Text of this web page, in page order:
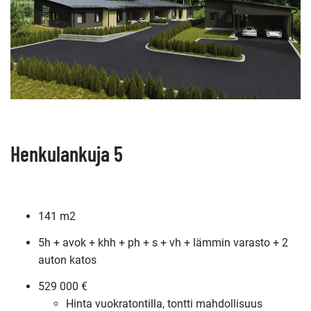
Henkulankuja 5
141 m2
5h + avok + khh + ph + s + vh + lämmin varasto + 2
auton katos
529 000 €
Hinta vuokratontilla, tontti mahdollisuus